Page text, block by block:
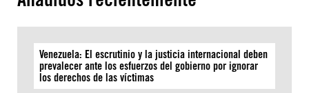
Venezuela: El escrutinio y la justicia internacional deben
prevalecer ante los esfuerzos del gobierno por ignorar
los derechos de las víctimas